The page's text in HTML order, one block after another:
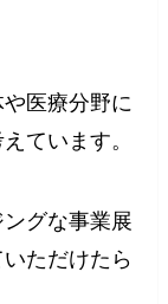
医療分野に
ています。
グな事業展
ただけたら